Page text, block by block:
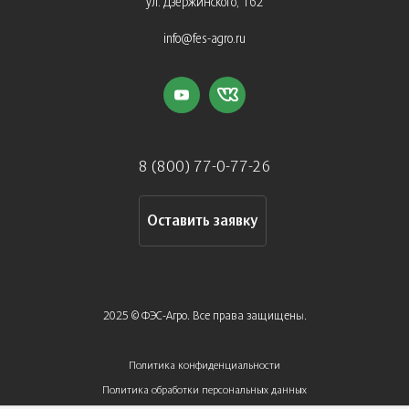
ул. Дзержинского, 162
info@fes-agro.ru
8 (800) 77-0-77-26
Оставить заявку
2025 © ФЭС-Агро. Все права защищены.
Политика конфиденциальности
Политика обработки персональных данных